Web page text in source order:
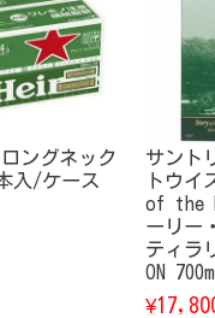
ングネック
入/ケース
サント
トウ
of the
ーリー
ティラ
ON
¥